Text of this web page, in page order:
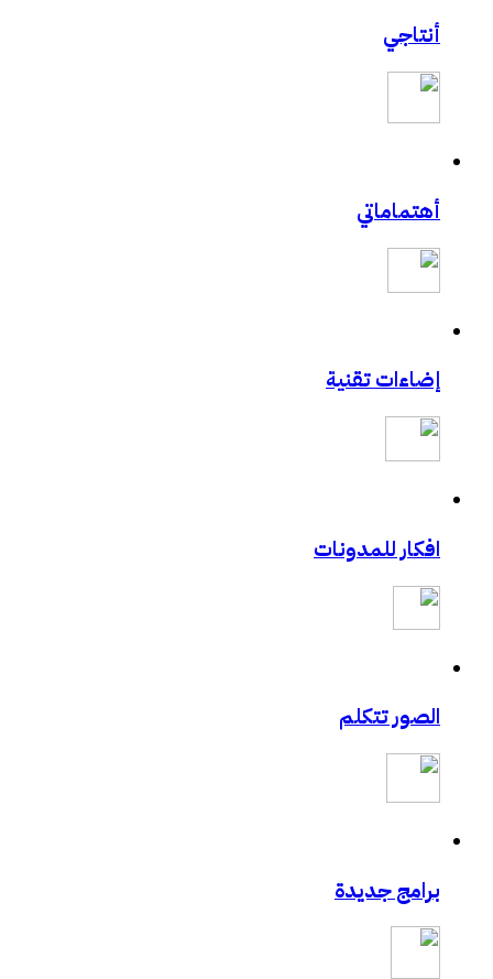
أنتاجي
أهتماماتي
إضاءات تقنية
افكار للمدونات
الصور تتكلم
برامج جديدة